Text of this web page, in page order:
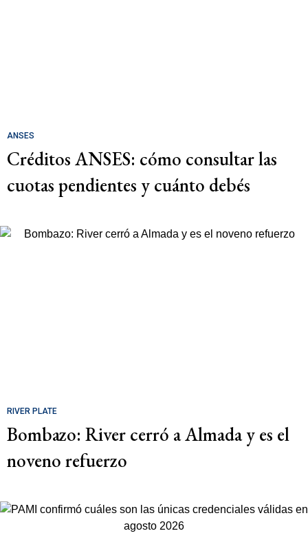
ANSES
Créditos ANSES: cómo consultar las
cuotas pendientes y cuánto debés
RIVER PLATE
Bombazo: River cerró a Almada y es el
noveno refuerzo